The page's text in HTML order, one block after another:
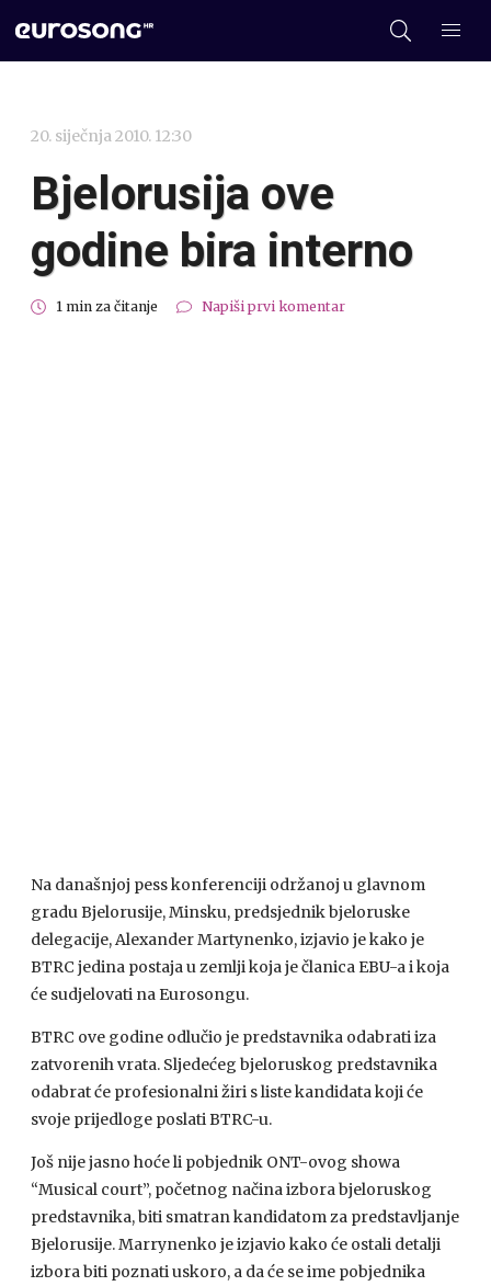
20. siječnja 2010. 12:30
Bjelorusija ove
godine bira interno
1 min za čitanje Napiši prvi komentar
Na današnjoj pess konferenciji održanoj u glavnom
gradu Bjelorusije, Minsku, predsjednik bjeloruske
delegacije, Alexander Martynenko, izjavio je kako je
BTRC jedina postaja u zemlji koja je članica EBU-a i koja
će sudjelovati na Eurosongu.
BTRC ove godine odlučio je predstavnika odabrati iza
zatvorenih vrata. Sljedećeg bjeloruskog predstavnika
odabrat će profesionalni žiri s liste kandidata koji će
svoje prijedloge poslatiBTRC-u.
Još nije jasno hoće li pobjednik ONT-ovog showa
“Musical court”, početnog načina izbora bjeloruskog
predstavnika, biti smatran kandidatom za predstavljanje
Bjelorusije. Marrynenko je izjavio kako će ostali detalji
izbora biti poznati uskoro, a da će se ime pobjednika